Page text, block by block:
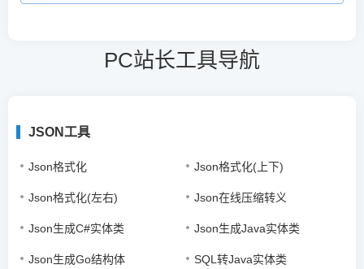
PC站长工具导航
JSON工具
Json格式化 Json格式化(上下)
Json格式化(左右) Json在线压缩转义
Json生成C#实体类 Json生成Java实体类
Json生成Go结构体 SQL转Java实体类